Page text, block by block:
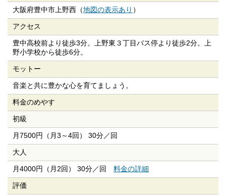
大阪府豊中市上野西（地図の表示あり ）
アクセス
豊中高校前より徒歩3分。上野東３丁目バス停より徒歩2分。上
野小学校から徒歩6分。
モットー
音楽と共に豊かな心を育てましょう。
料金のめやす
初級
月7500円（月3～4回） 30分／回
大人
月4000円（月2回） 30分／回 料金の詳細
評価